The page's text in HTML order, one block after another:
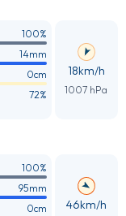
100%
14mm
0cm
72%
18km/h
1007 hPa
100%
95mm
0cm 46km/h